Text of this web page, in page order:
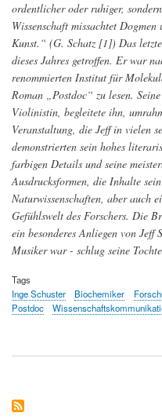
ordentlicher oder ruhiger,
Wissenschaft missachtet
Kunst.“ (G. Schatz [1]) Das
dieses Jahres getroffen. Er war
renommierten Institut für
Roman „Postdoc“ zu lesen.
Violinistin, begleitete ihn,
Veranstaltung, die Jeff in vielen
demonstrierten sein hohes
farbigen Details und seine
Ausdrucksformen, die Inhalte
Naturwissenschaften, aber auch
Gefühlswelt des Forschers. Die
ein besonderes Anliegen von
Musiker war - schlug seine
Tags
Inge Schuster
Biochemiker
Postdoc